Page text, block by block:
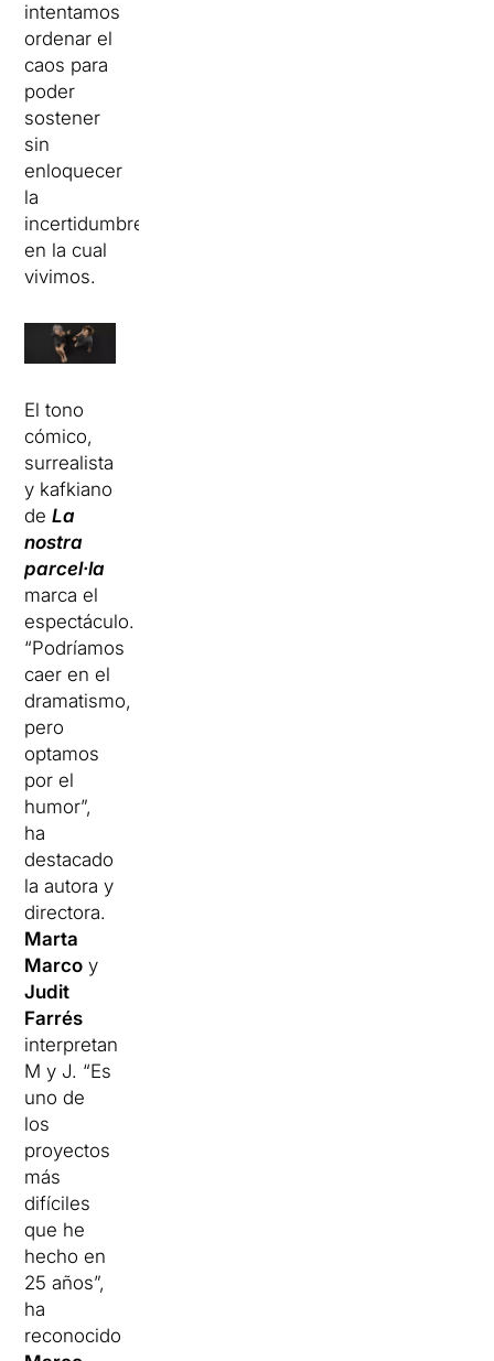
intentamos
ordenar el
caos para
poder
sostener
sin
enloquecer
la
incertidumbre
en la cual
vivimos.
El tono
cómico,
surrealista
y kafkiano
deLa
nostra
parcel·la
marca el
espectáculo.
“Podríamos
caer en el
dramatismo,
pero
optamos
por el
humor”,
ha
destacado
la autora y
directora.
Marta
Marco y
Judit
Farrés
interpretan
M y J. “Es
uno de
los
proyectos
más
difíciles
que he
hecho en
25 años”,
ha
reconocido